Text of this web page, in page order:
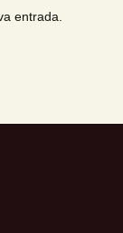
entrada.